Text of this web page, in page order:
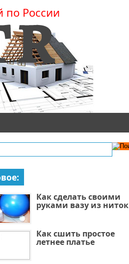
по России
Как сделать своими
руками вазу из ниток
Как сшить простое
летнее платье